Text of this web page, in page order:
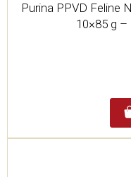
Purina PPVD Feline
10×85 g –